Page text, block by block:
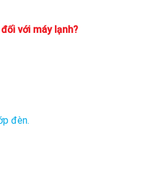
với máy lạnh?
đèn.